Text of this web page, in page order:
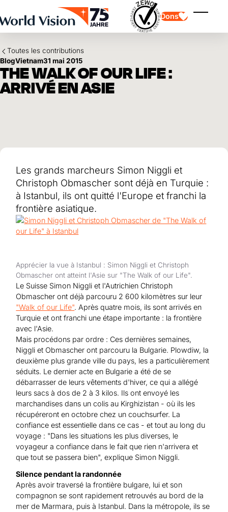
Dons
Parrainage d'enfants en détresse
Testament et legs
Philanthropie
Coopération entre entreprises
Séisme au Venezuela
Aide à l'Ukraine
Aide au Soudan
Aide à l'Afghanistan
Domaines d'application
Impact et succès
Utilisation des fonds
Rapport annuel et finances
Afrique
Amérique latine
Moyen-Orient et Europe
Toutes les contributions
BlogVietnam31 mai 2015
THE WALK OF OUR LIFE :
ARRIVÉ EN ASIE
Les grands marcheurs Simon Niggli et
Christoph Obmascher sont déjà en Turquie :
à Istanbul, ils ont quitté l'Europe et franchi la
frontière asiatique.
Apprécier la vue à Istanbul : Simon Niggli et Christoph
Obmascher ont atteint l'Asie sur "The Walk of our Life".
Le Suisse Simon Niggli et l'Autrichien Christoph
Obmascher ont déjà parcouru 2 600 kilomètres sur leur
"Walk of our Life". Après quatre mois, ils sont arrivés en
Turquie et ont franchi une étape importante : la frontière
avec l'Asie.
Mais procédons par ordre : Ces dernières semaines,
Niggli et Obmascher ont parcouru la Bulgarie. Plowdiw, la
deuxième plus grande ville du pays, les a particulièrement
séduits. Le dernier acte en Bulgarie a été de se
débarrasser de leurs vêtements d'hiver, ce qui a allégé
leurs sacs à dos de 2 à 3 kilos. Ils ont envoyé les
marchandises dans un colis au Kirghizistan - où ils les
récupéreront en octobre chez un couchsurfer. La
confiance est essentielle dans ce cas - et tout au long du
voyage : "Dans les situations les plus diverses, le
voyageur a confiance dans le fait que rien n'arrivera et
que tout se passera bien", explique Simon Niggli.
Silence pendant la randonnée
Après avoir traversé la frontière bulgare, lui et son
compagnon se sont rapidement retrouvés au bord de la
mer de Marmara, puis à Istanbul. Dans la métropole, ils se